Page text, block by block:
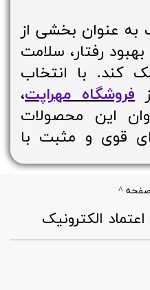
به عنوان بخشی از
بهبود رفتار، سلامت
با انتخاب
فروشگاه مهراپت،
این محصولات
قوی و مثبت با
صفحه ^
اعتماد الکترونیک